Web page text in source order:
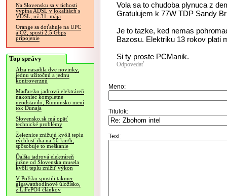
Na Slovensku sa v tichosti
vypína ADSL v lokalitách s
VDSL, už 31. mája
Orange sa doťahuje na UPC
a O2, spustí 2.5 Gbps
pripojenie
Top správy
Alza nasadila dve novinky,
jednu užitočnú a jednu
kontroverznú
Maďarsko jadrovú elektráreň
nakoniec kompletne
neodstavilo, Rumunsko mení
tok Dunaja
Slovensko.sk má opäť
technické problémy
Železnice znižujú kvôli teplu
rýchlosť iba na 50 km/h,
spôsobuje to meškanie
Ďalšia jadrová elektráreň
južne od Slovenska musela
kvôli teplu znížiť výkon
V Poľsku spustili takmer
gigawatthodinové úložisko,
z LiFePO4 článkov
Vola sa to chudoba plynuca z
Gratulujem k 77W TDP Sandy
Je to tazke, ked nemas
Bazosu. Elektriku 13 rokov plati
Si ty proste PCManik.
Odpovedať
Meno:
Titulok:
Text: